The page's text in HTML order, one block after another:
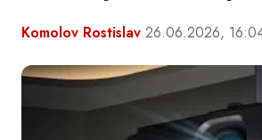
Komolov Rostislav 26.06.2026,